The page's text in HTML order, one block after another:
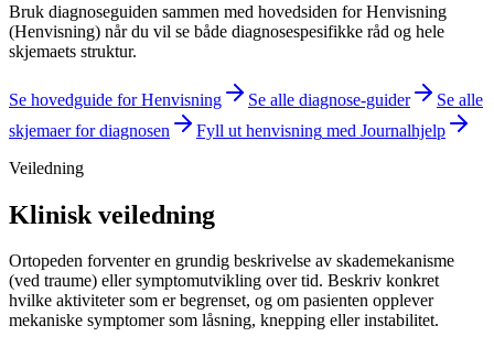
Bruk diagnoseguiden sammen med hovedsiden forHenvisning
(Henvisning) når du vil se både diagnosespesifikke råd og hele
skjemaets struktur.
Se hovedguide forHenvisning Se alle diagnose-guider
Se alle
skjemaer for diagnosen
Fyll ut henvisning med Journalhjelp
Veiledning
Klinisk veiledning
Ortopeden forventer en grundig beskrivelse av skademekanisme
(ved traume) eller symptomutvikling over tid. Beskriv konkret
hvilke aktiviteter som er begrenset, og om pasienten opplever
mekaniske symptomer som låsning, knepping eller instabilitet.